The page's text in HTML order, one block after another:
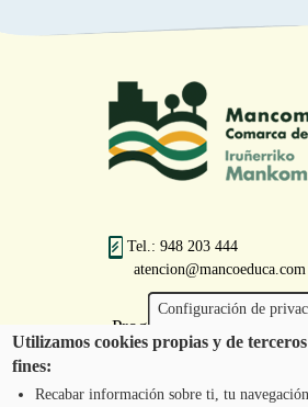
Tel.: 948 203 444
atencion@mancoeduca.com
Programa de Educación
Escolar de la
Configuración de
Utilizamos cookies propias y de
fines:
Recabar información sobre ti, tu